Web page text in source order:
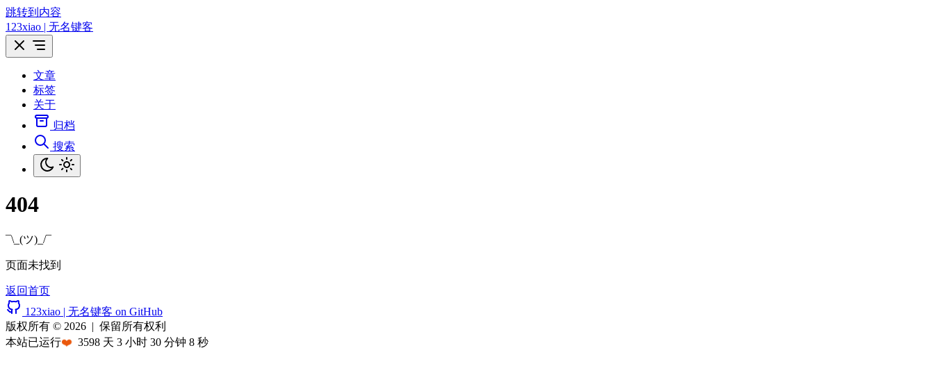
跳转到内容
123xiao | 无名键客
文章
标签
关于
归档
搜索
404
¯\_(ツ)_/¯
页面未找到
返回首页
123xiao | 无名键客 on GitHub
版权所有 © 2026 | 保留所有权利
本站已运行❤️ 3598 天 3 小时 30 分钟 8 秒